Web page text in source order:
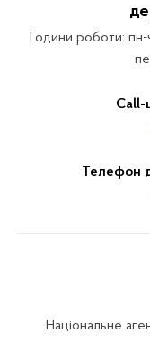
Години роботи:
Call-
Телефон
Національне